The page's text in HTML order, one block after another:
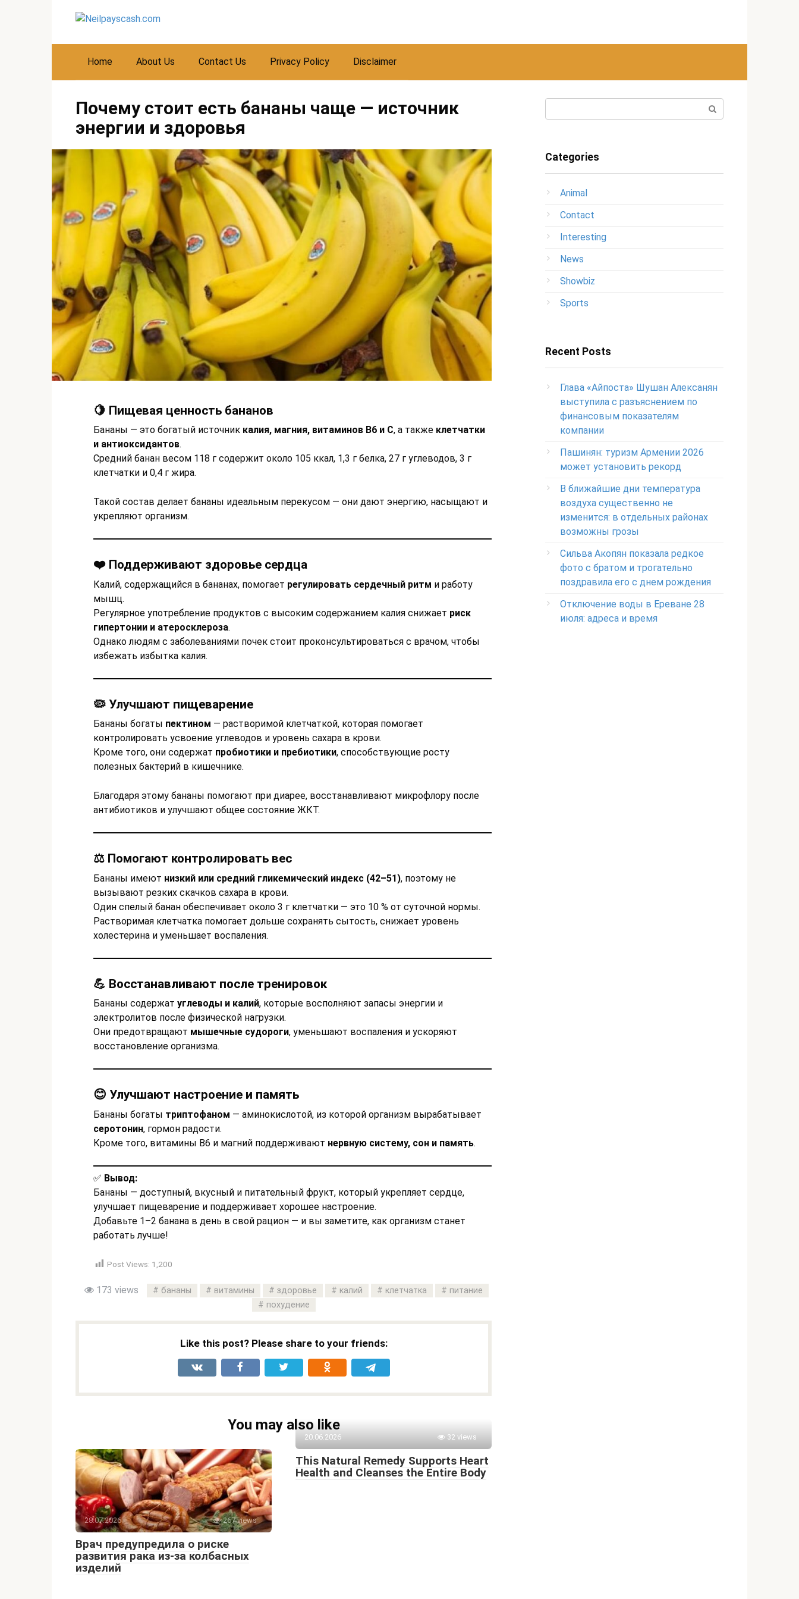
Home About Us Contact Us Privacy Policy Disclaimer
Почему стоит есть бананы чаще — источник
энергии и здоровья
🍋 Пищевая ценность бананов
Бананы — это богатый источник калия, магния, витаминов B6 и C, а также клетчатки
и антиоксидантов.
Средний банан весом 118 г содержит около 105 ккал, 1,3 г белка, 27 г углеводов, 3 г
клетчатки и 0,4 г жира.
Такой состав делает бананы идеальным перекусом — они дают энергию, насыщают и
укрепляют организм.
❤️ Поддерживают здоровье сердца
Калий, содержащийся в бананах, помогает регулировать сердечный ритм и работу
мышц.
Регулярное употребление продуктов с высоким содержанием калия снижает риск
гипертонии и атеросклероза.
Однако людям с заболеваниями почек стоит проконсультироваться с врачом, чтобы
избежать избытка калия.
🦠 Улучшают пищеварение
Бананы богаты пектином — растворимой клетчаткой, которая помогает
контролировать усвоение углеводов и уровень сахара в крови.
Кроме того, они содержат пробиотики и пребиотики, способствующие росту
полезных бактерий в кишечнике.
Благодаря этому бананы помогают при диарее, восстанавливают микрофлору после
антибиотиков и улучшают общее состояние ЖКТ.
⚖️ Помогают контролировать вес
Бананы имеют низкий или средний гликемический индекс (42–51), поэтому не
вызывают резких скачков сахара в крови.
Один спелый банан обеспечивает около 3 г клетчатки — это 10 % от суточной нормы.
Растворимая клетчатка помогает дольше сохранять сытость, снижает уровень
холестерина и уменьшает воспаления.
💪 Восстанавливают после тренировок
Бананы содержат углеводы и калий, которые восполняют запасы энергии и
электролитов после физической нагрузки.
Они предотвращают мышечные судороги, уменьшают воспаления и ускоряют
восстановление организма.
😊 Улучшают настроение и память
Бананы богаты триптофаном — аминокислотой, из которой организм вырабатывает
серотонин, гормон радости.
Кроме того, витамины B6 и магний поддерживают нервную систему, сон и память.
✅ Вывод:
Бананы — доступный, вкусный и питательный фрукт, который укрепляет сердце,
улучшает пищеварение и поддерживает хорошее настроение.
Добавьте 1–2 банана в день в свой рацион — и вы заметите, как организм станет
работать лучше!
Post Views: 1,200
173 views бананы витамины здоровье калий клетчатка
питание
похудение
Like this post? Please share to your friends:
You may also like
28.07.2026 267 views
Врач предупредила о риске
развития рака из-за колбасных
изделий
20.06.2026 32 views
This Natural Remedy Supports Heart
Health and Cleanses the Entire Body
Categories
Animal
Contact
Interesting
News
Showbiz
Sports
Recent Posts
Глава «Айпоста» Шушан Алексанян
выступила с разъяснением по
финансовым показателям
компании
Пашинян: туризм Армении 2026
может установить рекорд
В ближайшие дни температура
воздуха существенно не
изменится: в отдельных районах
возможны грозы
Сильва Акопян показала редкое
фото с братом и трогательно
поздравила его с днем рождения
Отключение воды в Ереване 28
июля: адреса и время